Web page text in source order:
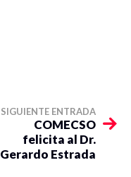
SIGUIENTE ENTRADA
COMECSO
felicita al Dr.
Gerardo Estrada